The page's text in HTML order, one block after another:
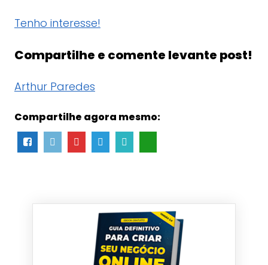
Tenho interesse!
Compartilhe e comente levante post!
Arthur Paredes
Compartilhe agora mesmo: